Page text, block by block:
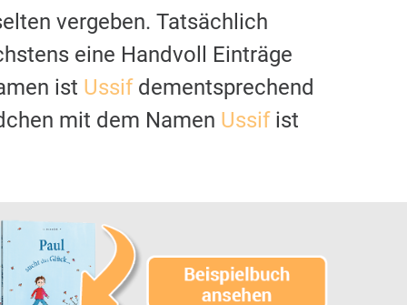
vergeben. Tatsächlich
eine Handvoll Einträge
ist Ussifdementsprechend
mit dem Namen Ussifist